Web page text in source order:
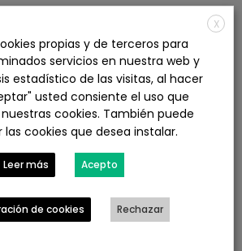
X
propias y de terceros para
servicios en nuestra web y
estadístico de las visitas, al hacer
usted consiente el uso que
cookies. También puede
cookies que desea instalar.
Leer más Acepto
de cookies Rechazar